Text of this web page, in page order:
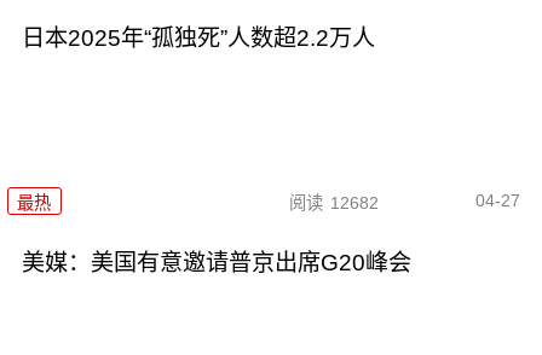
日本2025年“孤独死”人数超2.2万人
最热 阅读 12682 04-27
美媒：美国有意邀请普京出席G20峰会